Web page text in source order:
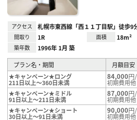
アクセス 札幌市東西線「西１１丁目駅」徒歩9
間取り 1R 面積 18m²
築年数 1996年 1月 築
プラン名・期間
月額目安
★キャンペーン★ロング
211日以上～360日未満
84,000円
初期費用
★キャンペーン★ミドル
91日以上～211日未満
87,000円
初期費用
★キャンペーン★ショート
30日以上～91日未満
90,000円
初期費用